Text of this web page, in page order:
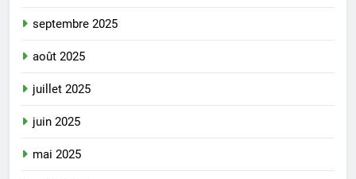
septembre 2025
août 2025
juillet 2025
juin 2025
mai 2025